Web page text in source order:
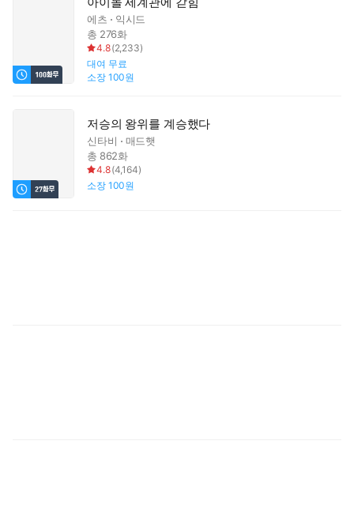
에츠
익시드
총 276화
4.8(2,233)
대여 무료
소장 100원
저승의 왕위를 계승했다
신타비
매드햇
총 862화
4.8(4,164)
소장 100원